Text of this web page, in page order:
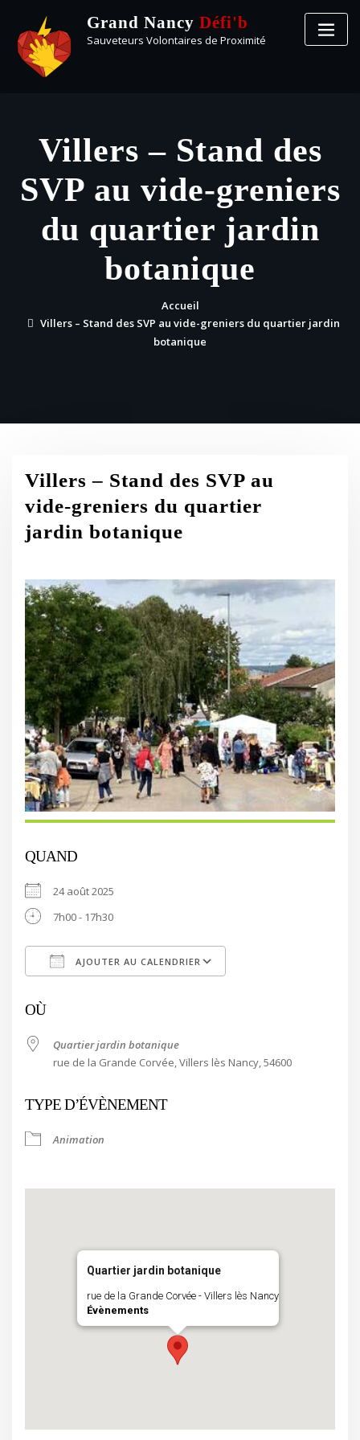
Grand Nancy Défi'b
Sauveteurs Volontaires de Proximité
Villers – Stand des
SVP au vide-greniers
du quartier jardin
botanique
Accueil
Villers – Stand des SVP au vide-greniers du quartier jardin
botanique
Villers – Stand des SVP au
vide-greniers du quartier
jardin botanique
QUAND
24 août 2025
7h00 - 17h30
AJOUTER AU CALENDRIER
OÙ
Quartier jardin botanique
rue de la Grande Corvée, Villers lès Nancy, 54600
TYPE D’ÉVÈNEMENT
Animation
Quartier jardin botanique
rue de la Grande Corvée - Villers lès Nancy
Évènements